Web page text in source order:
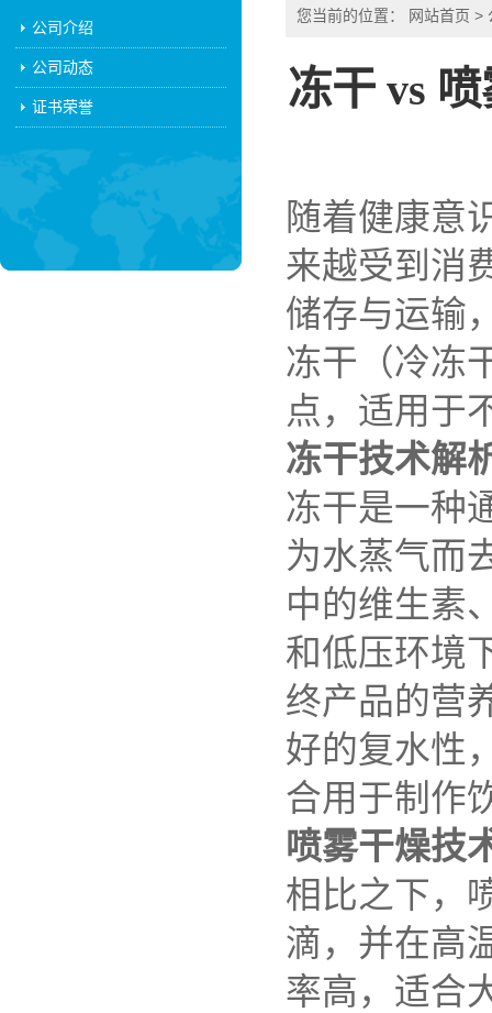
公司介绍
公司动态
证书荣誉
您当前的位置： 网站首页 >
冻干 vs
随着健康意
来越受到消
储存与运输
冻干（冷冻
点，适用于
冻干技术解
冻干是一种
为水蒸气而
中的维生素
和低压环境
终产品的营
好的复水性
合用于制作
喷雾干燥技
相比之下，
滴，并在高
率高，适合